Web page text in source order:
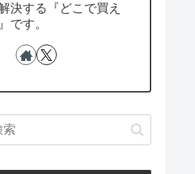
決する『どこで買え
です。